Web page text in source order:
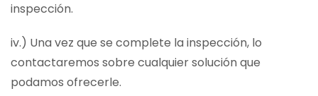
inspección.
iv.) Una vez que se complete la inspección, lo
contactaremos sobre cualquier solución que
podamos ofrecerle.